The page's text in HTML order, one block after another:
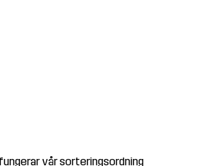
vår sorteringsordning